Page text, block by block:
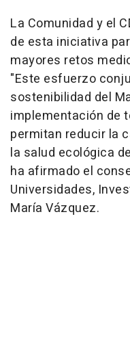
La Comunidad y el
de esta iniciativa
mayores retos
"Este esfuerzo
sostenibilidad del
implementación de
permitan reducir la
la salud ecológica
ha afirmado el
Universidades,
María Vázquez.